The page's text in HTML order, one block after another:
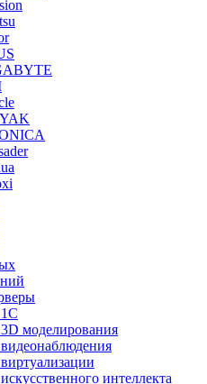
моделирования
интеллекта